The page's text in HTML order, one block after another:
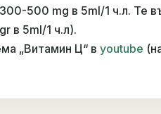
500 mg в 5ml/1 ч.л. Те
в 5ml/1 ч.л).
„Витамин Ц“ вyoutube